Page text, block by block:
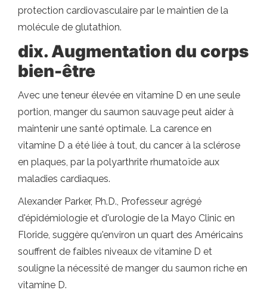
protection cardiovasculaire par le maintien de la
molécule de glutathion.
dix. Augmentation du corps
bien-être
Avec une teneur élevée en vitamine D en une seule
portion, manger du saumon sauvage peut aider à
maintenir une santé optimale. La carence en
vitamine D a été liée à tout, du cancer à la sclérose
en plaques, par la polyarthrite rhumatoïde aux
maladies cardiaques.
Alexander Parker, Ph.D., Professeur agrégé
d'épidémiologie et d'urologie de la Mayo Clinic en
Floride, suggère qu'environ un quart des Américains
souffrent de faibles niveaux de vitamine D et
souligne la nécessité de manger du saumon riche en
vitamine D.